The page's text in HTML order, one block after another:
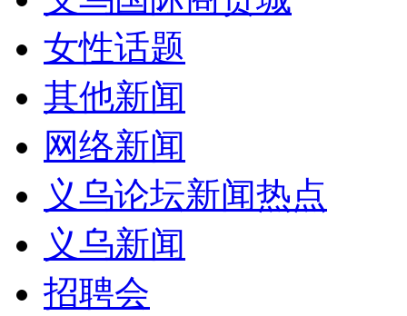
女性话题
其他新闻
网络新闻
义乌论坛新闻热点
义乌新闻
招聘会